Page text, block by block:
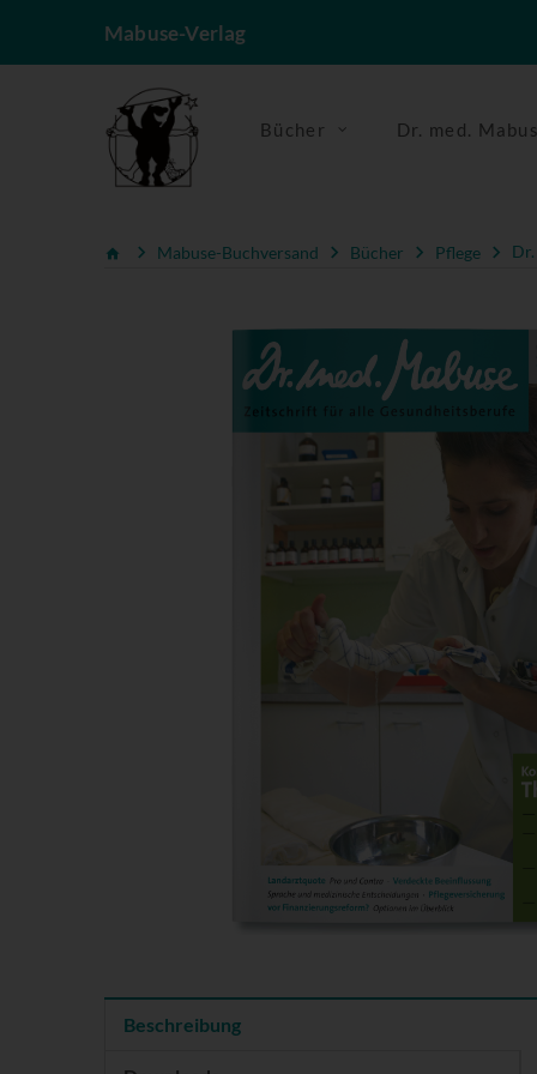
Mabuse-Verlag
Bücher Dr. med.
Mabuse-Buchversand Bücher Pflege
Beschreibung